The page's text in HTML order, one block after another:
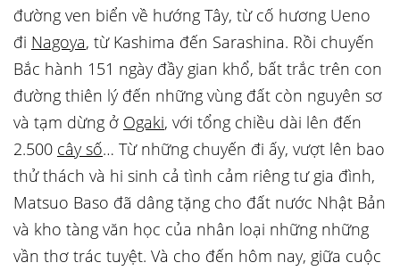
đường ven biển về hướng Tây, từ cố hương Ueno
đi Nagoya, từ Kashima đến Sarashina. Rồi chuyến
Bắc hành 151 ngày đầy gian khổ, bất trắc trên con
đường thiên lý đến những vùng đất còn nguyên sơ
và tạm dừng ở Ogaki, với tổng chiều dài lên đến
2.500 cây số… Từ những chuyến đi ấy, vượt lên bao
thử thách và hi sinh cả tình cảm riêng tư gia đình,
Matsuo Baso đã dâng tặng cho đất nước Nhật Bản
và kho tàng văn học của nhân loại những những
vần thơ trác tuyệt. Và cho đến hôm nay, giữa cuộc